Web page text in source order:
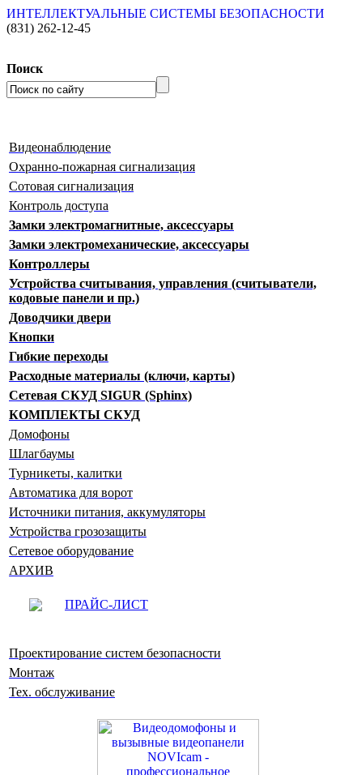
ИНТЕЛЛЕКТУАЛЬНЫЕ СИСТЕМЫ БЕЗОПАСНОСТИ
(831) 262-12-45
Поиск
Видеонаблюдение
Охранно-пожарная сигнализация
Сотовая сигнализация
Контроль доступа
Замки электромагнитные, аксессуары
Замки электромеханические, аксессуары
Контроллеры
Устройства считывания, управления (считыватели,
кодовые панели и пр.)
Доводчики двери
Кнопки
Гибкие переходы
Расходные материалы (ключи, карты)
Сетевая СКУД SIGUR (Sphinx)
КОМПЛЕКТЫ СКУД
Домофоны
Шлагбаумы
Турникеты, калитки
Автоматика для ворот
Источники питания, аккумуляторы
Устройства грозозащиты
Сетевое оборудование
АРХИВ
ПРАЙС-ЛИСТ
Проектирование систем безопасности
Монтаж
Тех. обслуживание